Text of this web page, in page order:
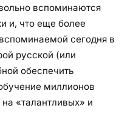
вспоминаются
и, что еще более
сегодня в
русской (или
обеспечить
миллионов
«талантливых» и